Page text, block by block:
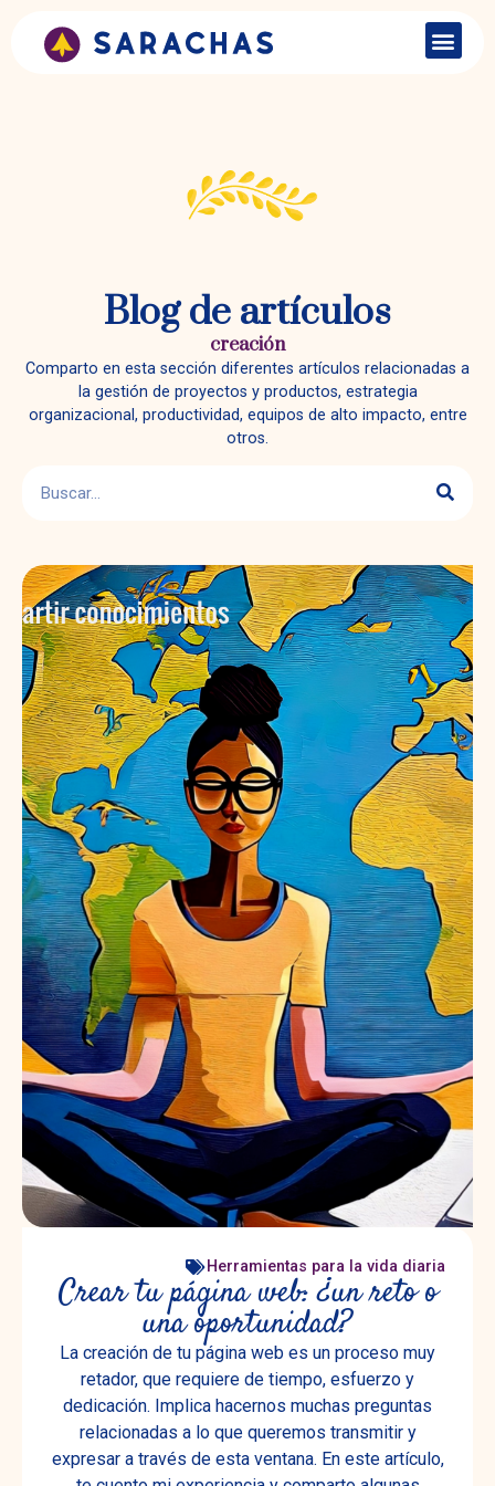
Blog de artículos
creación
Comparto en esta sección diferentes artículos relacionadas a
la gestión de proyectos y productos, estrategia
organizacional, productividad, equipos de alto impacto, entre
otros.
Herramientas para la vida diaria
Crear tu página web: ¿un reto o
una oportunidad?
La creación de tu página web es un proceso muy
retador, que requiere de tiempo, esfuerzo y
dedicación. Implica hacernos muchas preguntas
relacionadas a lo que queremos transmitir y
expresar a través de esta ventana. En este artículo,